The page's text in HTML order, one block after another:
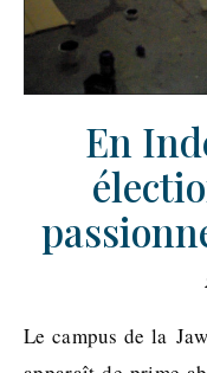
En
Le campus de la Jawaharlal Nehru University de Delhi